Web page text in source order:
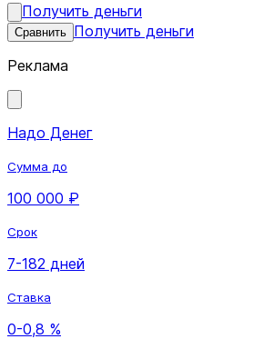
Получить деньги
Сравнить Получить деньги
Реклама
Надо Денег
Сумма до
100 000 ₽
Срок
7-182 дней
Ставка
0-0,8 %